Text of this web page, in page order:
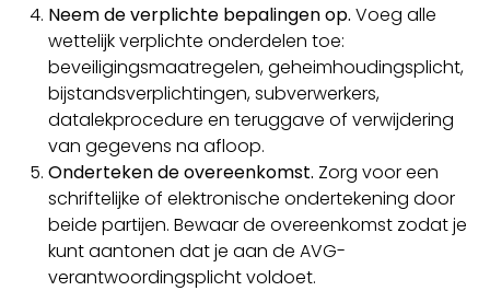
Neem de verplichte bepalingen op. Voeg alle
wettelijk verplichte onderdelen toe:
beveiligingsmaatregelen, geheimhoudingsplicht,
bijstandsverplichtingen, subverwerkers,
datalekprocedure en teruggave of verwijdering
van gegevens na afloop.
Onderteken de overeenkomst. Zorg voor een
schriftelijke of elektronische ondertekening door
beide partijen. Bewaar de overeenkomst zodat je
kunt aantonen dat je aan de AVG-
verantwoordingsplicht voldoet.